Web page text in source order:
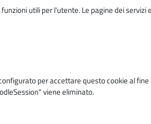
utili per l'utente. Le pagine dei servizi
per accettare questo cookie al
viene eliminato.